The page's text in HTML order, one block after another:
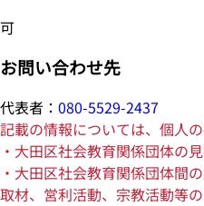
可
お問い合わせ先
代表者： 080-5529-2437
記載の情報については、個人
・大田区社会教育関係団体の
・大田区社会教育関係団体間
取材、営利活動、宗教活動等